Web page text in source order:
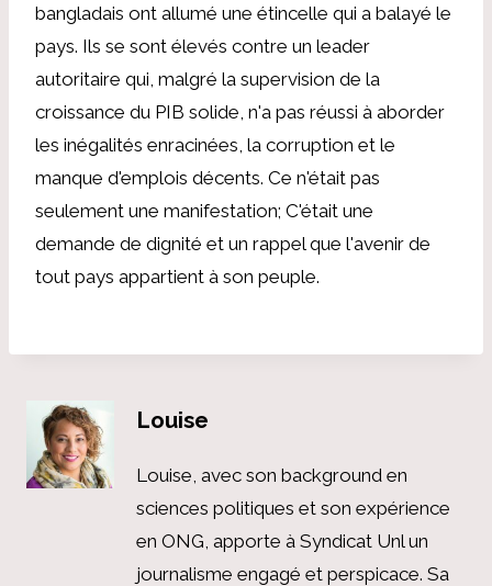
bangladais ont allumé une étincelle qui a balayé le
pays. Ils se sont élevés contre un leader
autoritaire qui, malgré la supervision de la
croissance du PIB solide, n'a pas réussi à aborder
les inégalités enracinées, la corruption et le
manque d'emplois décents. Ce n'était pas
seulement une manifestation; C'était une
demande de dignité et un rappel que l'avenir de
tout pays appartient à son peuple.
Louise
Louise, avec son background en
sciences politiques et son expérience
en ONG, apporte à Syndicat Unl un
journalisme engagé et perspicace. Sa